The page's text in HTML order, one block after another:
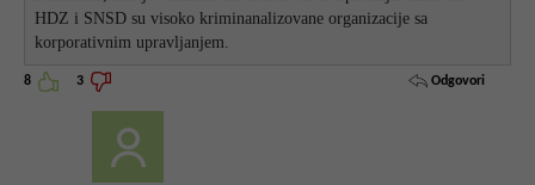
HDZ i SNSD su visoko kriminanalizovane organizacije sa
korporativnim upravljanjem.
8 3 Odgovori